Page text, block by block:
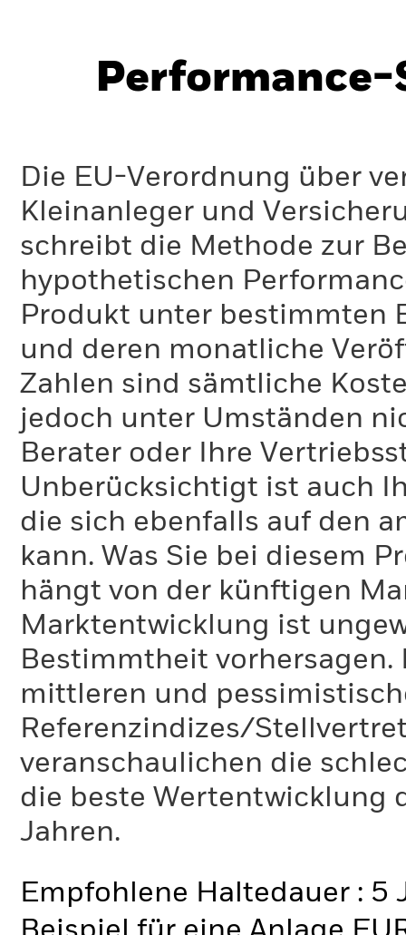
Performance-
Die EU-Verordnung über
Kleinanleger und
schreibt die Methode zur
hypothetischen
Produkt unter bestimmten
und deren monatliche
Zahlen sind sämtliche
jedoch unter Umständen
Berater oder Ihre
Unberücksichtigt ist auch
die sich ebenfalls auf den
kann. Was Sie bei diesem
hängt von der künftigen
Marktentwicklung ist
Bestimmtheit
mittleren und
Referenzindizes/
veranschaulichen die
die beste Wertentwicklung
Jahren.
Empfohlene Haltedauer : 5